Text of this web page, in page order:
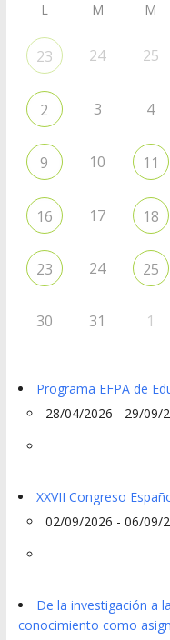
L M M
23 24 25
2 3 4
9 10 11
16 17 18
23 24 25
30 31 1
Programa EFPA de
28/04/2026 - 29/09/
XXVII Congreso
02/09/2026 - 06/09/
De la investigación a
conocimiento como